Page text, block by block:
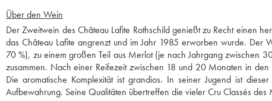
Über den Wein
Der Zweitwein des Château Lafite Rothschild genießt zu Recht einen
das Château Lafite angrenzt und im Jahr 1985 erworben wurde. Der
70 %), zu einem großen Teil aus Merlot (je nach Jahrgang zwischen
zusammen. Nach einer Reifezeit zwischen 18 und 20 Monaten in
Die aromatische Komplexität ist grandios. In seiner Jugend ist
Aufbewahrung. Seine Qualitäten übertreffen die vieler Cru Classés des